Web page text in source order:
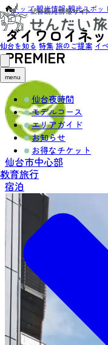
仙台を知る 特集 旅のご提案 イ
menu
仙台夜時間
モデルコース
エリアガイド
お知らせ
お得なチケット
教育旅行
トップ›観光情報›観光スポッ
ダイワロイネ
PREMIER
仙台市中心部
宿泊